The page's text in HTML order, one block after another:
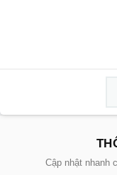
Cập nhật nhanh